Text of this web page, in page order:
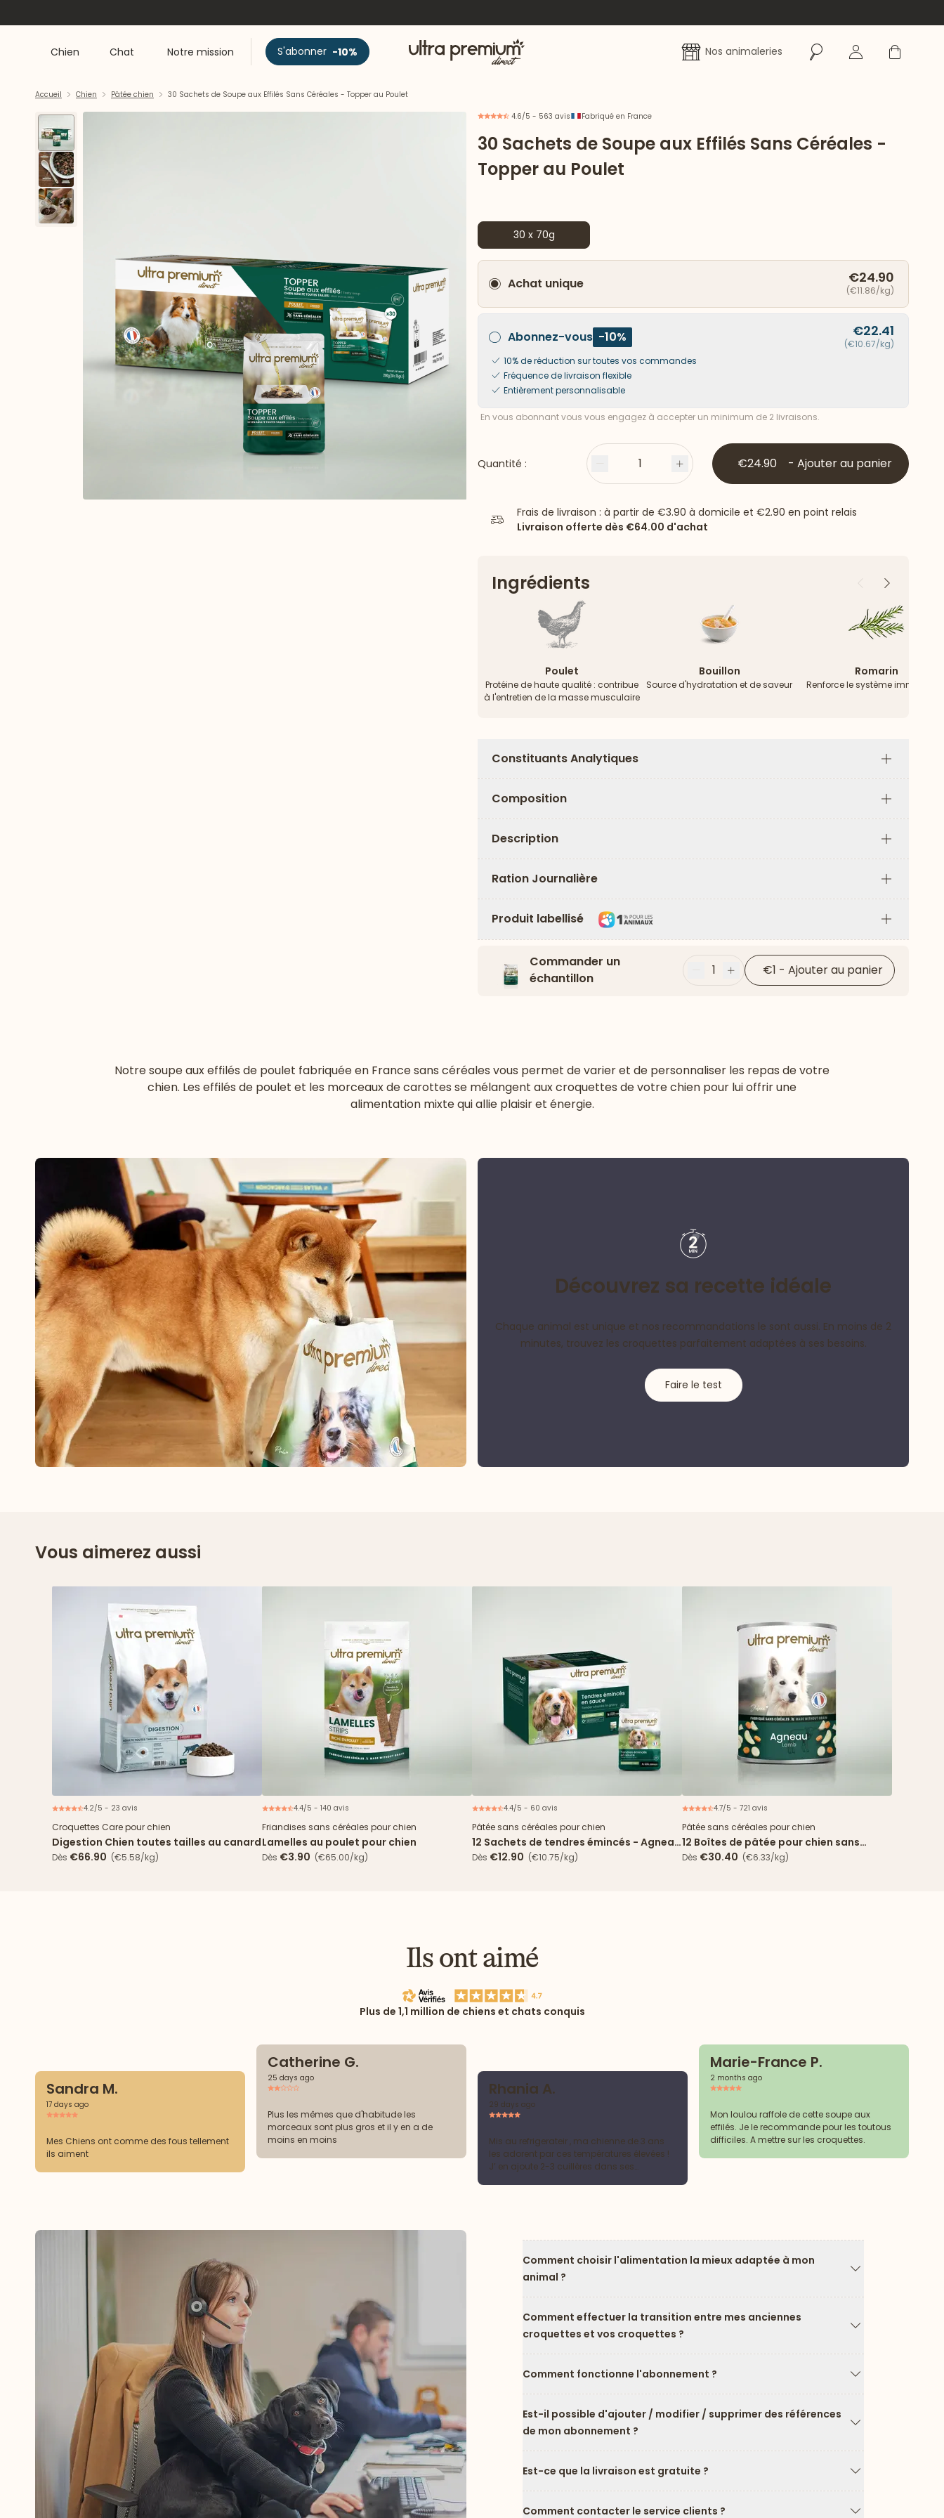
Chien Chat Notre mission S'abonner -10% Accueil Nos animaleries RechercherSe connecter
Panier
Accueil Chien Pâtée chien 30 Sachets de Soupe aux Effilés Sans Céréales - Topper au Poulet
4.6/5 - 563 avis Fabriqué en France
30 Sachets de Soupe aux Effilés Sans Céréales -
Topper au Poulet
30 x 70g
Achat unique €24.90
(€11.86/kg)
Abonnez-vous -10% €22.41
(€10.67/kg)
10% de réduction sur toutes vos commandes
Fréquence de livraison flexible
Entièrement personnalisable
En vous abonnant vous vous engagez à accepter un minimum de 2 livraisons.
Quantité : Moins 1 Plus €24.90 - Ajouter au panier
Frais de livraison : à partir de €3.90 à domicile et €2.90 en point relais
Livraison offerte dès €64.00 d'achat
Ingrédients PrécédentSuivant
Poulet
Protéine de haute qualité : contribue
à l'entretien de la masse musculaire
Bouillon
Source d'hydratation et de saveur
Romarin
Renforce le système
Constituants Analytiques
Plus
Composition
Plus
Description
Plus
Ration Journalière
Plus
Produit labellisé
Commander un
échantillon
Moins
1 Plus €1 - Ajouter au panier
Notre soupe aux effilés de poulet fabriquée en France sans céréales vous permet de varier et de personnaliser les repas de votre
chien. Les effilés de poulet et les morceaux de carottes se mélangent aux croquettes de votre chien pour lui offrir une
alimentation mixte qui allie plaisir et énergie.
Découvrez sa recette idéale
Chaque animal est unique et nos recommandations le sont aussi. En moins de 2
minutes, trouvez les croquettes parfaitement adaptées à ses besoins.
Faire le test
Vous aimerez aussi
4.2/5 - 23 avis
Croquettes Care pour chien
Digestion Chien toutes tailles au canard
Dès €66.90 (€5.58/kg)
4.4/5 - 140 avis
Friandises sans céréales pour chien
Lamelles au poulet pour chien
Dès €3.90 (€65.00/kg)
4.4/5 - 60 avis
Pâtée sans céréales pour chien
12 Sachets de tendres émincés - Agneau
& haricots verts
Dès €12.90 (€10.75/kg)
4.7/5 - 721 avis
Pâtée sans céréales pour chien
12 Boîtes de pâtée pour chien sans
céréales - Agneau
Dès €30.40 (€6.33/kg)
Ils ont aimé
Plus de 1,1 million de chiens et chats conquis
Sandra M.
17 days ago
Mes Chiens ont comme des fous tellement
ils aiment
Catherine G.
25 days ago
Plus les mêmes que d'habitude les
morceaux sont plus gros et il y en a de
moins en moins
Rhania A.
29 days ago
Mis au refrigerateir , ma chienne de 3 ans
les adorent par ces températures élevées !
J’ en ajoute 2-3 cuillères dans ses
Marie-France P.
2 months ago
Mon loulou raffole de cette soupe aux
effilés. Je le recommande pour les toutous
difficiles. A mettre sur les croquettes.
Comment choisir l'alimentation la mieux adaptée à mon
animal ?
Comment effectuer la transition entre mes anciennes
croquettes et vos croquettes ?
Comment fonctionne l'abonnement ?
Est-il possible d'ajouter / modifier / supprimer des références
de mon abonnement ?
Est-ce que la livraison est gratuite ?
Comment contacter le service clients ?